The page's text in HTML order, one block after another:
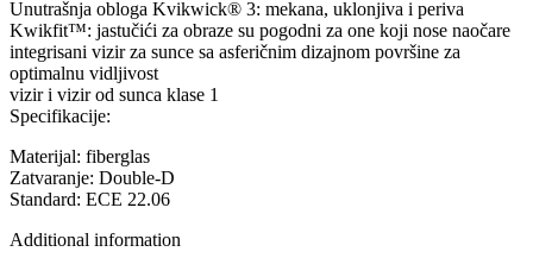
Unutrašnja obloga Kvikwick® 3: mekana, uklonjiva i periva
Kwikfit™: jastučići za obraze su pogodni za one koji nose naočare
integrisani vizir za sunce sa asferičnim dizajnom površine za
optimalnu vidljivost
vizir i vizir od sunca klase 1
Specifikacije:
Materijal: fiberglas
Zatvaranje: Double-D
Standard: ECE 22.06
Additional information